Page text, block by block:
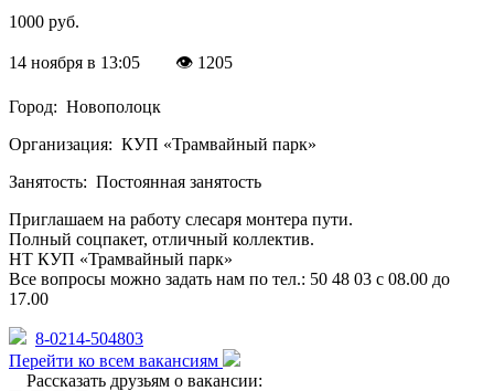
1000 руб.
14 ноября в 13:05 👁 1205
Город: Новополоцк
Организация: КУП «Трамвайный парк»
Занятость: Постоянная занятость
Приглашаем на работу слесаря монтера пути.
Полный соцпакет, отличный коллектив.
НТ КУП «Трамвайный парк»
Все вопросы можно задать нам по тел.: 50 48 03 с 08.00 до
17.00
8-0214-504803
Перейти ко всем вакансиям
Рассказать друзьям о вакансии: